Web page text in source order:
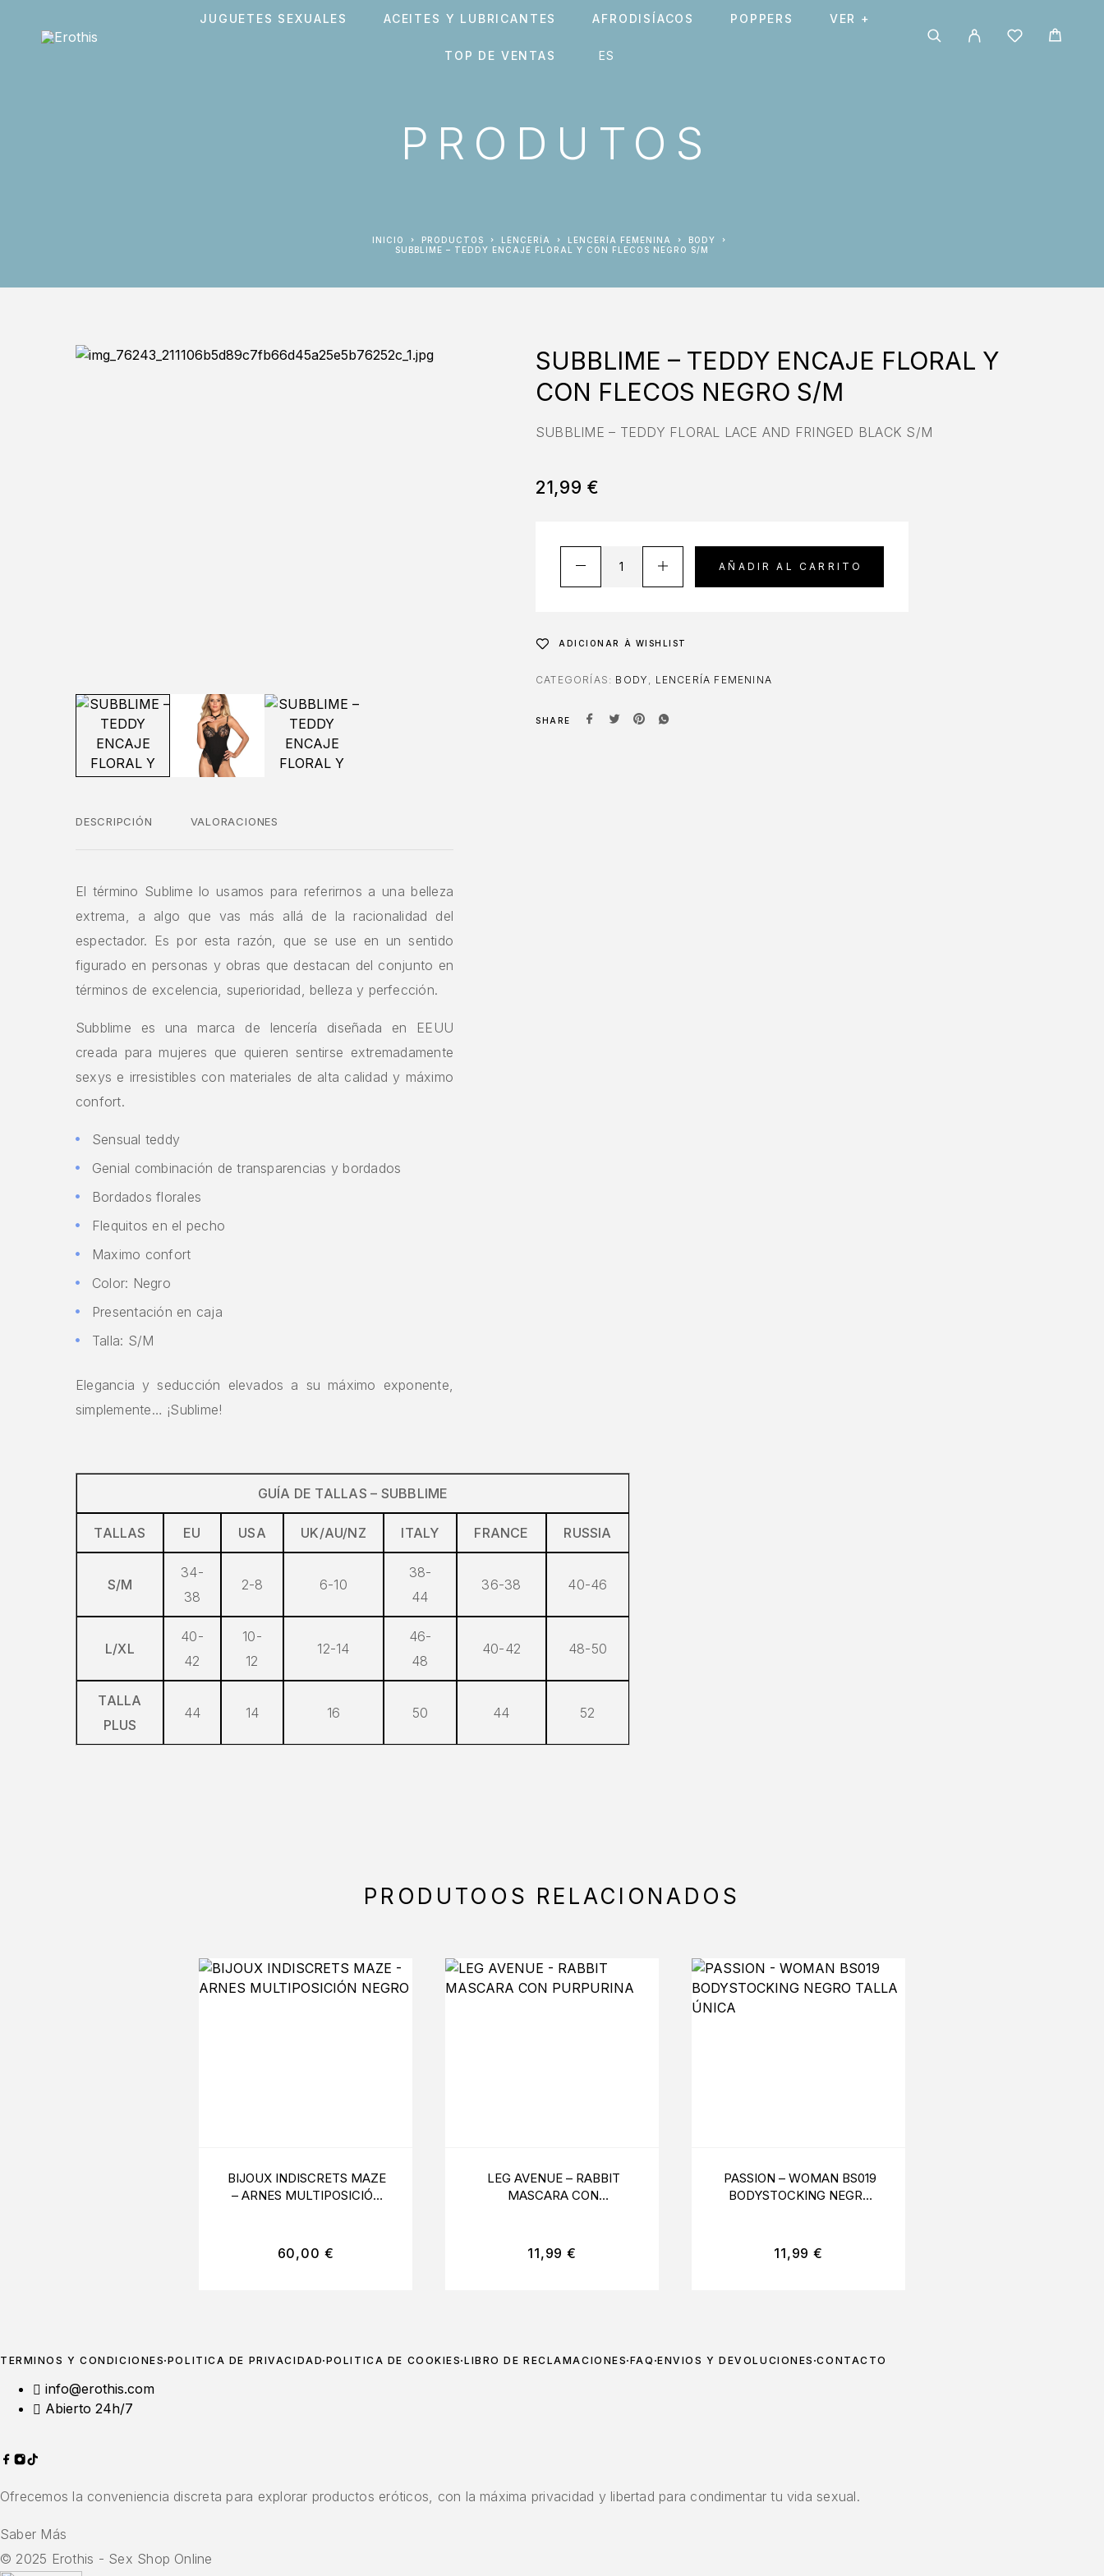
JUGUETES SEXUALES ACEITES Y LUBRICANTES AFRODISÍACOS POPPERS VER +
TOP DE VENTAS
PRODUTOS
INICIO PRODUCTOS LENCERÍA LENCERÍA FEMENINA
BODY
SUBBLIME – TEDDY ENCAJE FLORAL Y CON FLECOS NEGRO S/M
DESCRIPCIÓN VALORACIONES
El término Sublime lo usamos para referirnos a una belleza
extrema, a algo que vas más allá de la racionalidad del
espectador. Es por esta razón, que se use en un sentido
figurado en personas y obras que destacan del conjunto en
términos de excelencia, superioridad, belleza y perfección.
Subblime es una marca de lencería diseñada en EEUU
creada para mujeres que quieren sentirse extremadamente
sexys e irresistibles con materiales de alta calidad y máximo
confort.
Sensual teddy
Genial combinación de transparencias y bordados
Bordados florales
Flequitos en el pecho
Maximo confort
Color: Negro
Presentación en caja
Talla: S/M
Elegancia y seducción elevados a su máximo exponente,
simplemente… ¡Sublime!
GUÍA DE TALLAS – SUBBLIME
TALLAS EU USA UK/AU/NZ ITALY FRANCE RUSSIA
S/M
34-
38
2-8 6-10
38-
44
36-38 40-46
L/XL
40-
42
10-
12
12-14
46-
48
40-42 48-50
TALLA
PLUS
44 14 16 50 44 52
SUBBLIME – TEDDY ENCAJE FLORAL Y
CON FLECOS NEGRO S/M
SUBBLIME – TEDDY FLORAL LACE AND FRINGED BLACK S/M
21,99 €
AÑADIR AL CARRITO
ADICIONAR À WISHLIST
CATEGORÍAS: BODY , LENCERÍA FEMENINA
SHARE
PRODUTOOS RELACIONADOS
BIJOUX INDISCRETS MAZE
– ARNES MULTIPOSICIÓN
60,00 €
LEG AVENUE – RABBIT
MASCARA CON
11,99 €
PASSION – WOMAN BS019
BODYSTOCKING NEGRO
11,99 €
TÉRMINOS Y CONDICIONES POLÍTICA DE PRIVACIDAD POLÍTICA DE COOKIES LIBRO DE RECLAMACIONES FAQ ENVÍOS Y DEVOLUCIONES CONTACTO
info@erothis.com
Abierto 24h/7
Ofrecemos la conveniencia discreta para explorar productos eróticos, con la máxima privacidad y libertad para condimentar tu vida sexual.
Saber Más
© 2025 Erothis - Sex Shop Online